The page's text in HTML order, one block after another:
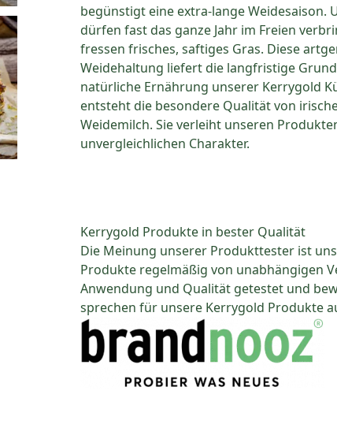
begünstigt eine extra-lange Weidesaison.
dürfen fast das ganze Jahr im Freien
fressen frisches, saftiges Gras. Diese
Weidehaltung liefert die langfristige
natürliche Ernährung unserer Kerrygold
entsteht die besondere Qualität von
Weidemilch. Sie verleiht unseren
unvergleichlichen Charakter.
Kerrygold Produkte in bester Qualität
Die Meinung unserer Produkttester ist
Produkte regelmäßig von unabhängigen
Anwendung und Qualität getestet und
sprechen für unsere Kerrygold Produkte